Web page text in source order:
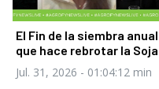
El Fin de la siembra
que hace rebrotar la
Jul. 31, 2026 - 01:04:12 min